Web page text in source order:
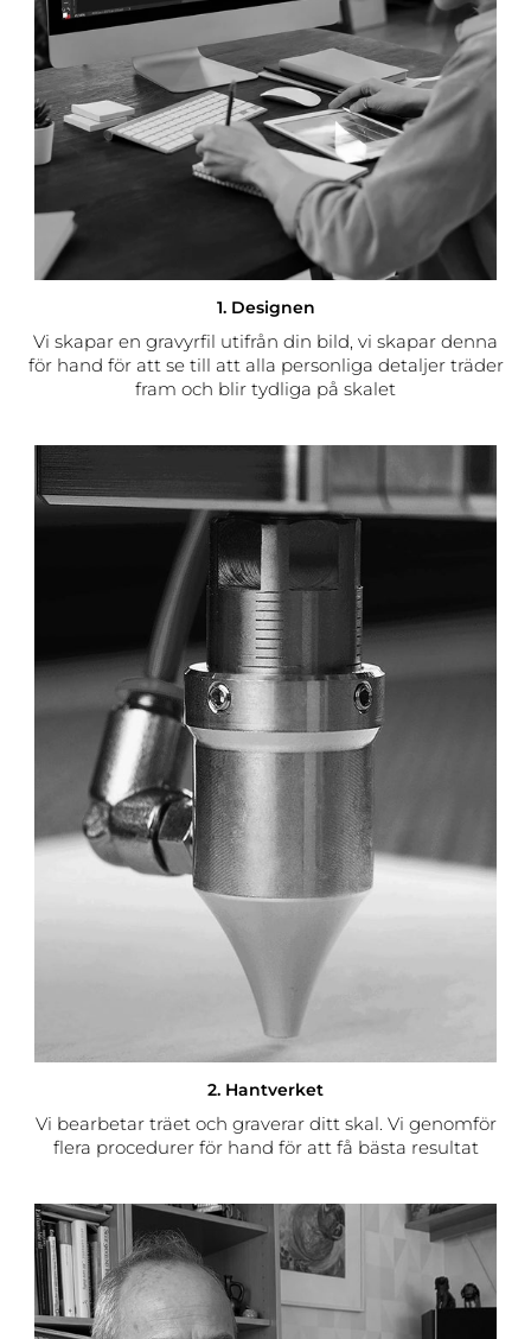
1. Designen
Vi skapar en gravyrfil utifrån din bild, vi skapar denna
för hand för att se till att alla personliga detaljer träder
fram och blir tydliga på skalet
2. Hantverket
Vi bearbetar träet och graverar ditt skal. Vi genomför
flera procedurer för hand för att få bästa resultat